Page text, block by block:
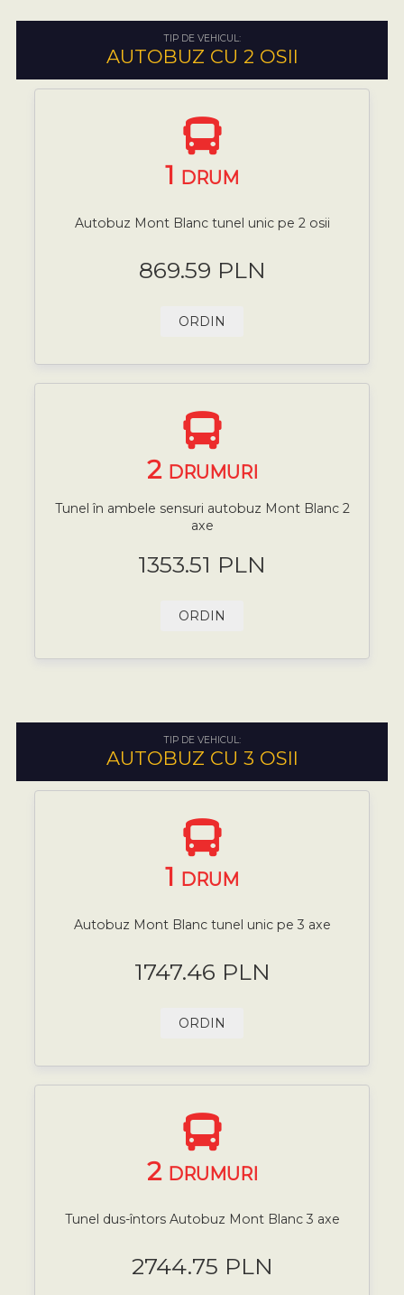
TIP DE VEHICUL:
AUTOBUZ CU 2 OSII
1 DRUM
Autobuz Mont Blanc tunel unic pe 2 osii
869.59 PLN
ORDIN
2 DRUMURI
Tunel în ambele sensuri autobuz Mont Blanc 2
axe
1353.51 PLN
ORDIN
TIP DE VEHICUL:
AUTOBUZ CU 3 OSII
1 DRUM
Autobuz Mont Blanc tunel unic pe 3 axe
1747.46 PLN
ORDIN
2 DRUMURI
Tunel dus-întors Autobuz Mont Blanc 3 axe
2744.75 PLN